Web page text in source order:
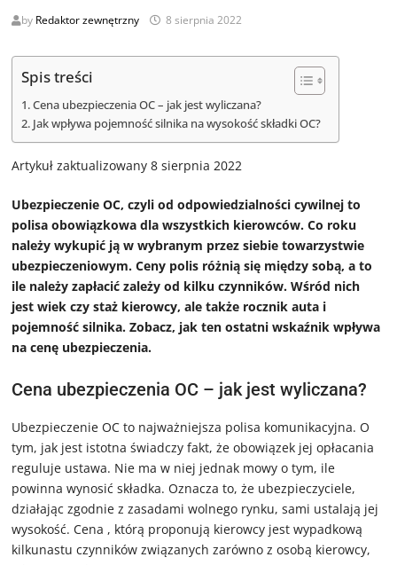
by Redaktor zewnętrzny 8 sierpnia 2022
Spis treści
Cena ubezpieczenia OC – jak jest wyliczana?
Jak wpływa pojemność silnika na wysokość składki OC?
Artykuł zaktualizowany 8 sierpnia 2022
Ubezpieczenie OC, czyli od odpowiedzialności cywilnej to
polisa obowiązkowa dla wszystkich kierowców. Co roku
należy wykupić ją w wybranym przez siebie towarzystwie
ubezpieczeniowym. Ceny polis różnią się między sobą, a to
ile należy zapłacić zależy od kilku czynników. Wśród nich
jest wiek czy staż kierowcy, ale także rocznik auta i
pojemność silnika. Zobacz, jak ten ostatni wskaźnik wpływa
na cenę ubezpieczenia.
Cena ubezpieczenia OC – jak jest wyliczana?
Ubezpieczenie OC to najważniejsza polisa komunikacyjna. O
tym, jak jest istotna świadczy fakt, że obowiązek jej opłacania
reguluje ustawa. Nie ma w niej jednak mowy o tym, ile
powinna wynosić składka. Oznacza to, że ubezpieczyciele,
działając zgodnie z zasadami wolnego rynku, sami ustalają jej
wysokość. Cena , którą proponują kierowcy jest wypadkową
kilkunastu czynników związanych zarówno z osobą kierowcy,